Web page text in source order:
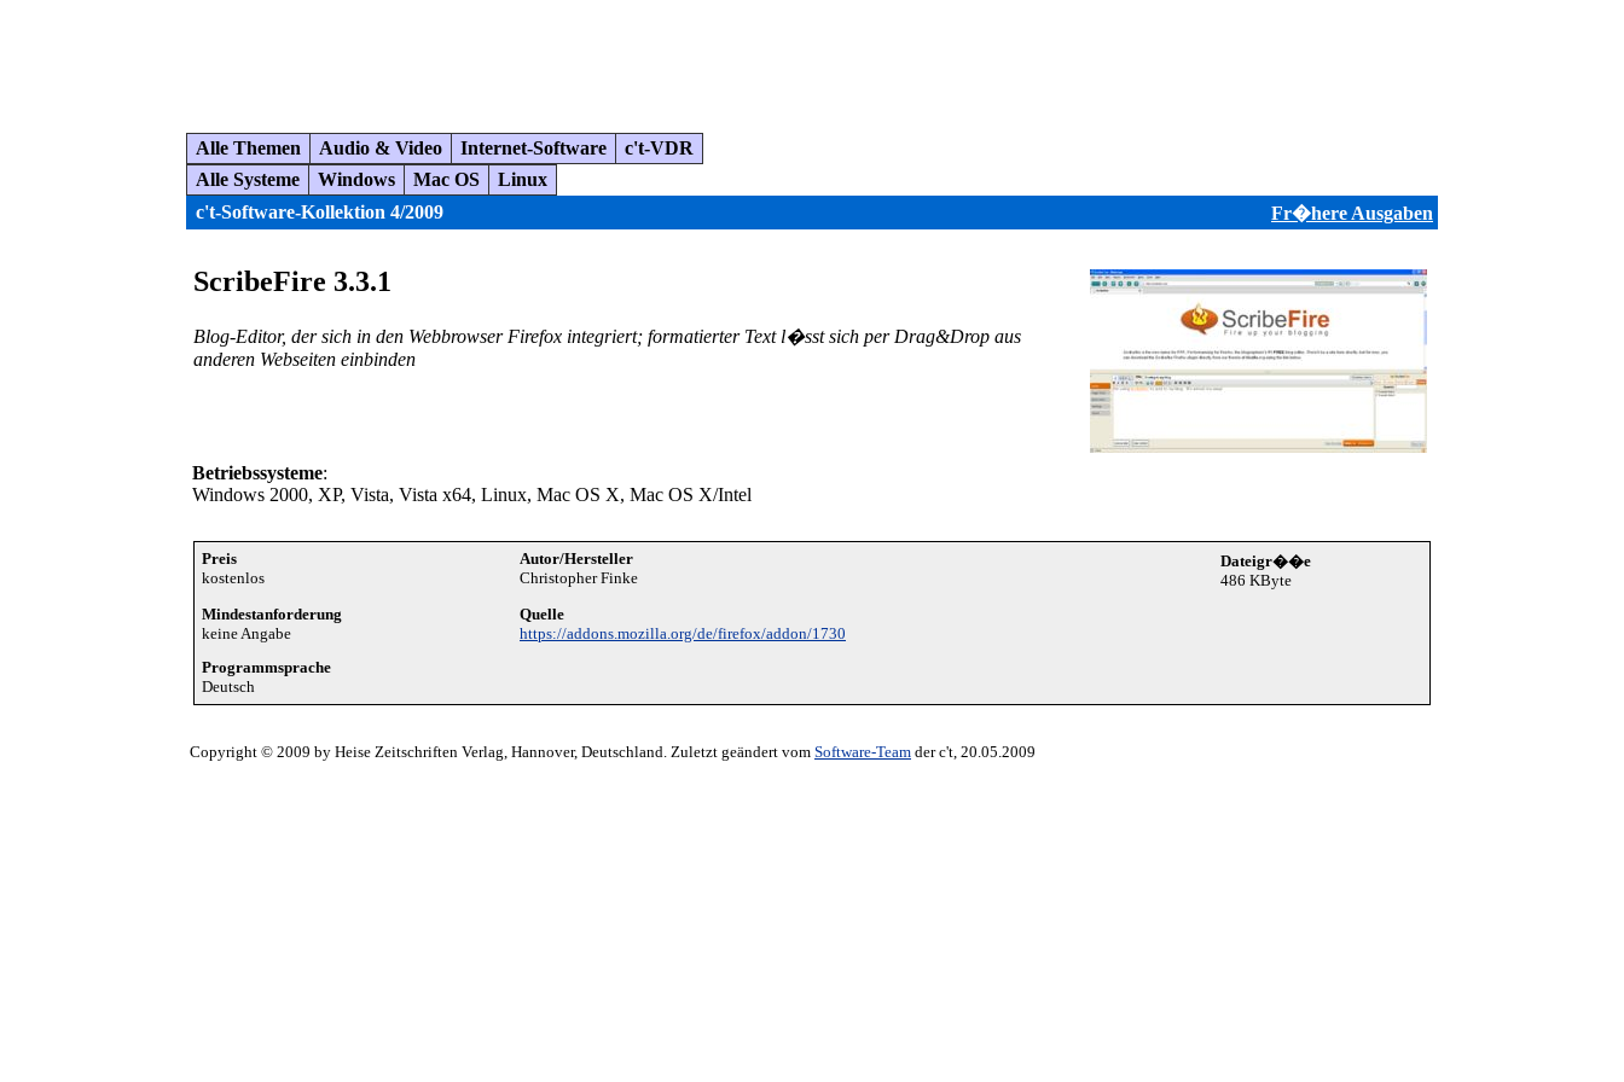
Alle Themen Audio & Video Internet-Software
c't-VDR
Alle Systeme
Windows Mac OS
Linux
c't-Software-Kollektion 4/2009
Fr�here Ausgaben
ScribeFire 3.3.1
Blog-Editor, der sich in den Webbrowser Firefox integriert; formatierter Text l�sst sich per Drag&Drop aus
anderen Webseiten einbinden
Betriebssysteme:
Windows 2000, XP, Vista, Vista x64, Linux, Mac OS X, Mac OS X/Intel
Preis
kostenlos
Autor/Hersteller
Christopher Finke
Dateigr��e
486 KByte
Mindestanforderung
keine Angabe
Quelle
https://addons.mozilla.org/de/firefox/addon/1730
Programmsprache
Deutsch
Copyright © 2009 by Heise Zeitschriften Verlag, Hannover, Deutschland. Zuletzt geändert vom Software-Team der c't, 20.05.2009